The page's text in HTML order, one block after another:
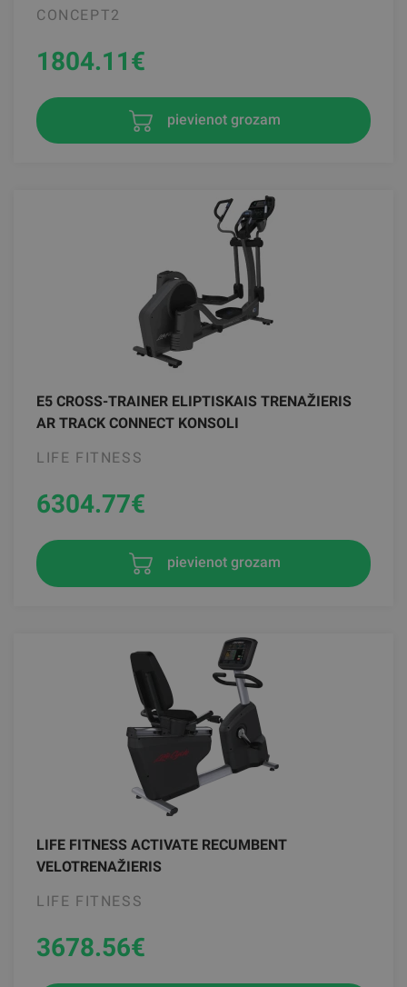
CONCEPT2
1804.11€
pievienot grozam
E5 CROSS-TRAINER ELIPTISKAIS TRENAŽIERIS
AR TRACK CONNECT KONSOLI
LIFE FITNESS
6304.77€
pievienot grozam
LIFE FITNESS ACTIVATE RECUMBENT
VELOTRENAŽIERIS
LIFE FITNESS
3678.56€